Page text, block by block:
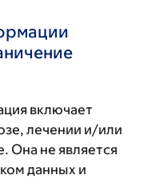
включает
лечении и/или
Она не является
данных и